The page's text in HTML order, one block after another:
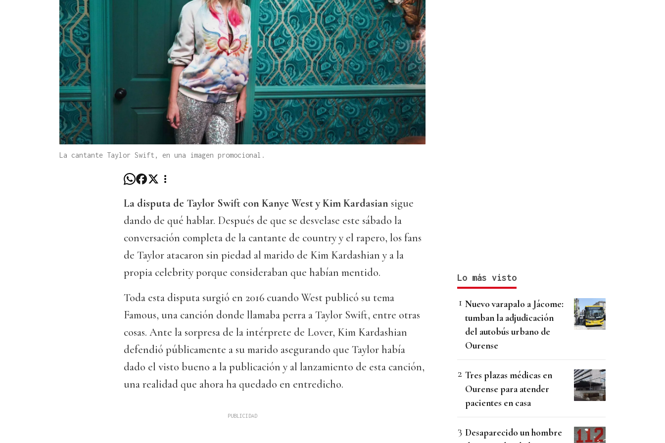
La cantante Taylor Swift, en una imagen promocional.
La disputa de Taylor Swift con Kanye West y Kim Kardasian sigue
dando de qué hablar. Después de que se desvelase este sábado la
conversación completa de la cantante de country y el rapero, los fans
de Taylor atacaron sin piedad al marido de Kim Kardashian y a la
propia celebrity porque consideraban que habían mentido.
Toda esta disputa surgió en 2016 cuando West publicó su tema
Famous, una canción donde llamaba perra a Taylor Swift, entre otras
cosas. Ante la sorpresa de la intérprete de Lover, Kim Kardashian
defendió públicamente a su marido asegurando que Taylor había
dado el visto bueno a la publicación y al lanzamiento de esta canción,
una realidad que ahora ha quedado en entredicho.
Lo más visto
Nuevo varapalo a Jácome:
tumban la adjudicación
del autobús urbano de
Ourense
Tres plazas médicas en
Ourense para atender
pacientes en casa
Desaparecido un hombre